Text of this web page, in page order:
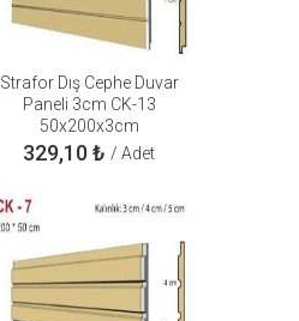
Strafor Dış Cephe Duvar
Paneli 3cm CK-13
50x200x3cm
329,10₺ / Adet